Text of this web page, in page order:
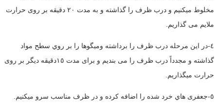
مخلوط ميكنيم و درب ظرف را گذاشته و به مدت ٢٠ دقيقه بر روى حرارت
ملايم مى گذاريم.
٤-در اين مرحله درب ظرف را برداشته وميگوها را بر روي سطح مواد
گذاشته و مجدداً درب ظرف را مى بنديم و براى مدت ١٥دقيقه ديگر بر روى
حرارت ميگذاريم.
٥-جعفرى هاي خرد شده را اضافه كرده و در ظرف مناسب سرو ميكنيم.